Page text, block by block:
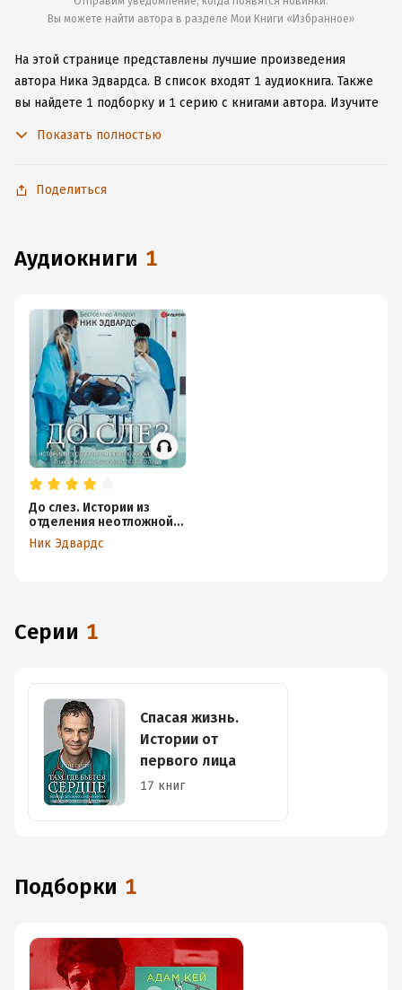
Вы можете найти автора в разделе Мои Книги «Избранное»
На этой странице представлены лучшие произведения
автора Ника Эдвардса. В список входят 1 аудиокнига. Также
вы найдете 1 подборку и 1 серию с книгами автора. Изучите
чтобы не расставаться с любимыми произведениями даже
Показать полностью
Поделиться
аудиокниги 1
До слез. Истории из
отделения неотложной
помощи
Ник Эдвардс
Серии 1
Спасая жизнь.
Истории от
первого лица
17 книг
Подборки 1